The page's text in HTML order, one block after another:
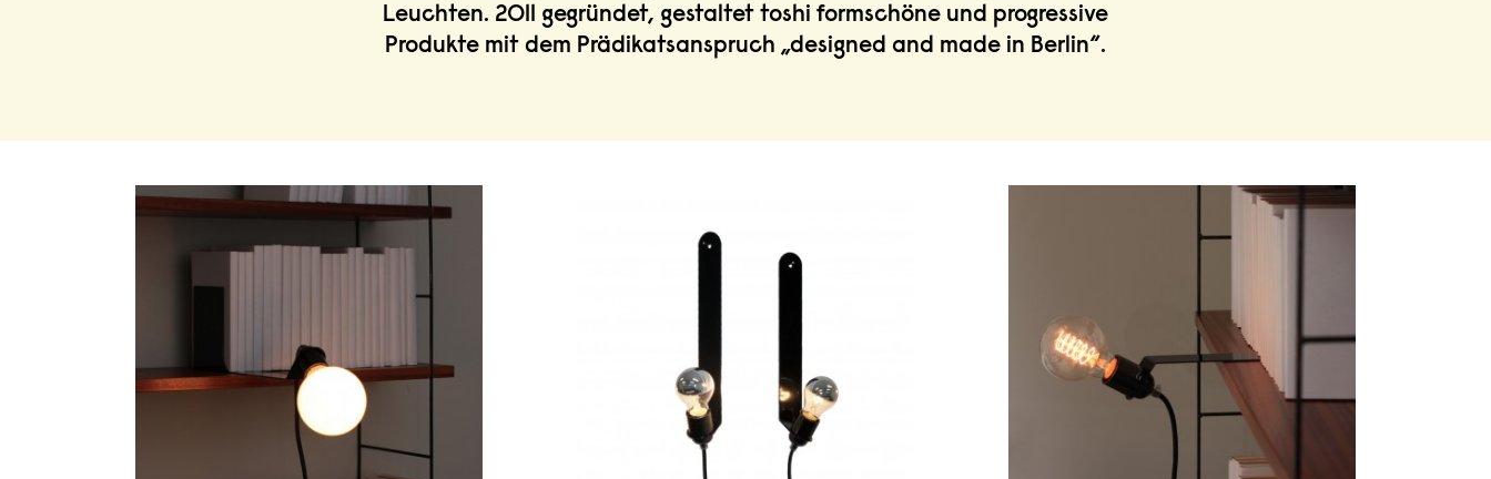
Leuchten. 2011 gegründet, gestaltet toshi formschöne und progressive
Produkte mit dem Prädikatsanspruch „designed and made in Berlin“.